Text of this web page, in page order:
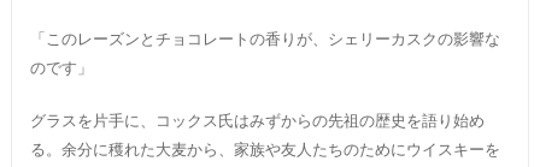
「このレーズンとチョコレートの香りが、シェリーカスクの影響な
のです」
グラスを片手に、コックス氏はみずからの先祖の歴史を語り始め
る。余分に穫れた大麦から、家族や友人たちのためにウイスキーを